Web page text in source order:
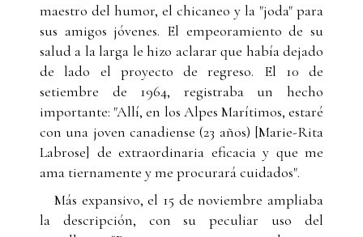
maestro del humor, el chicaneo y la "joda" para
sus amigos jóvenes. El empeoramiento de su
salud a la larga le hizo aclarar que había dejado
de lado el proyecto de regreso. El 10 de
setiembre de 1964, registraba un hecho
importante: "Allí, en los Alpes Marítimos, estaré
con una joven canadiense (23 años) [Marie-Rita
Labrose] de extraordinaria eficacia y que me
ama tiernamente y me procurará cuidados".
Más expansivo, el 15 de noviembre ampliaba
la descripción, con su peculiar uso del